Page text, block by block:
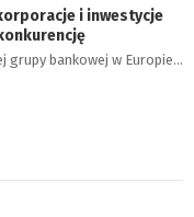
i inwestycje
grupy bankowej w Europie…